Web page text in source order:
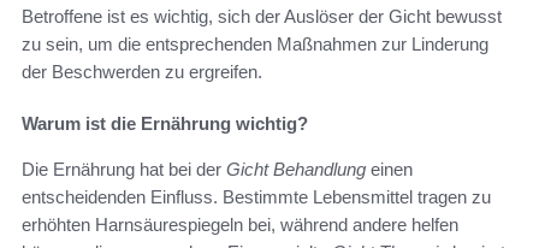
Betroffene ist es wichtig, sich der Auslöser der Gicht bewusst
zu sein, um die entsprechenden Maßnahmen zur Linderung
der Beschwerden zu ergreifen.
Warum ist die Ernährung wichtig?
Die Ernährung hat bei der Gicht Behandlung einen
entscheidenden Einfluss. Bestimmte Lebensmittel tragen zu
erhöhten Harnsäurespiegeln bei, während andere helfen